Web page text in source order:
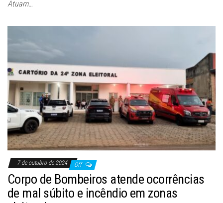
Atuam…
7 de outubro de 2024 Off
Corpo de Bombeiros atende ocorrências
de mal súbito e incêndio em zonas